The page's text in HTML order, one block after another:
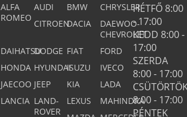
ALFA
ROMEO
AUDI BMW
CHRYSLER
CITROENDACIA
DAEWOO-
CHEVROLET
DAIHATSUDODGE FIAT
FORD
HONDA HYUNDAIISUZU
IVECO
JAECOO JEEP KIA
LADA
LANCIA LAND-
ROVER
LEXUS
MAHINDRA
HÉTFŐ 8:00
- 17:00
KEDD 8:00 -
17:00
SZERDA
8:00 - 17:00
8:00 - 17:00
PÉNTEK